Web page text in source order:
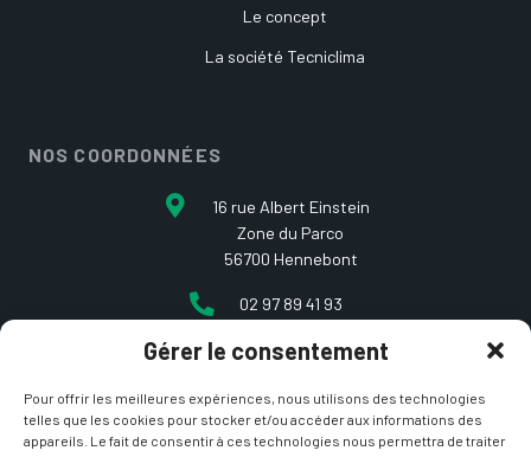
Gérer le consentement
Pour offrir les meilleures expériences, nous utilisons des technologies
telles que les cookies pour stocker et/ou accéder aux informations des
appareils. Le fait de consentir à ces technologies nous permettra de traiter
Le concept
La société Tecniclima
NOS COORDONNÉES
16 rue Albert Einstein
Zone du Parco
56700 Hennebont
02 97 89 41 93
contact@etcarepart.com